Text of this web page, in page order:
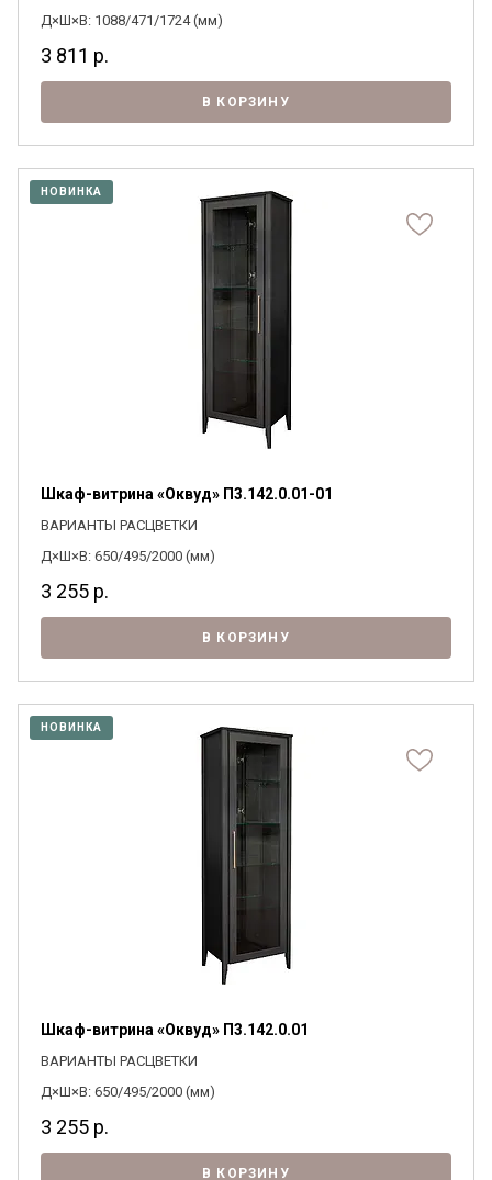
Д×Ш×В: 1088/471/1724 (мм)
3 811 р.
В КОРЗИНУ
НОВИНКА
Шкаф-витрина «Оквуд» П3.142.0.01-01
ВАРИАНТЫ РАСЦВЕТКИ
Д×Ш×В: 650/495/2000 (мм)
3 255 р.
В КОРЗИНУ
НОВИНКА
Шкаф-витрина «Оквуд» П3.142.0.01
ВАРИАНТЫ РАСЦВЕТКИ
Д×Ш×В: 650/495/2000 (мм)
3 255 р.
В КОРЗИНУ